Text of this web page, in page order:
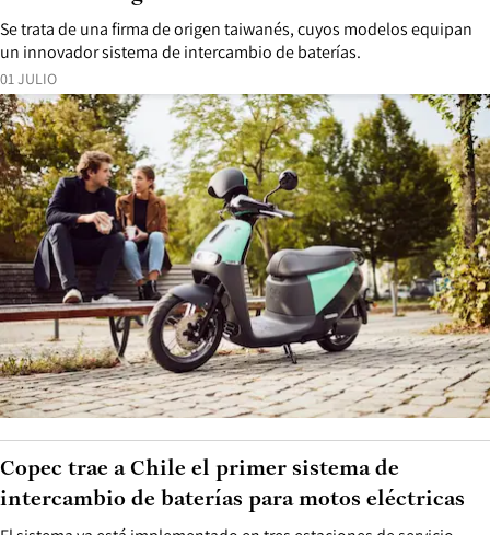
01 JULIO
Se trata de una firma de origen taiwanés, cuyos modelos equipan
un innovador sistema de intercambio de baterías.
Copec trae a Chile el primer sistema de
intercambio de baterías para motos eléctricas